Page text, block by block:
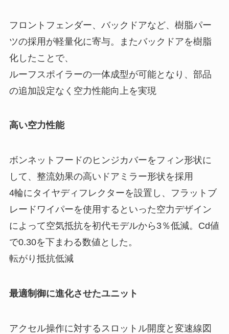
フロントフェンダー、バックドアなど、樹脂パー
ツの採用が軽量化に寄与。またバックドアを樹脂
化したことで、
ルーフスポイラーの一体成型が可能となり、部品
の追加設定なく空力性能向上を実現
高い空力性能
ボンネットフードのヒンジカバーをフィン形状に
して、整流効果の高いドアミラー形状を採用
4輪にタイヤディフレクターを設置し、フラットブ
レードワイパーを使用するといった空力デザイン
によって空気抵抗を初代モデルから3％低減。Cd値
で0.30を下まわる数値とした。
転がり抵抗低減
最適制御に進化させたユニット
アクセル操作に対するスロットル開度と変速線図